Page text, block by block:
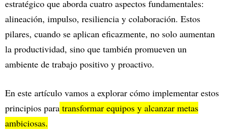
estratégico que aborda cuatro aspectos fundamentales:
alineación, impulso, resiliencia y colaboración. Estos
pilares, cuando se aplican eficazmente, no solo aumentan
la productividad, sino que también promueven un
ambiente de trabajo positivo y proactivo.
En este artículo vamos a explorar cómo implementar estos
principios para transformar equipos y alcanzar metas
ambiciosas.